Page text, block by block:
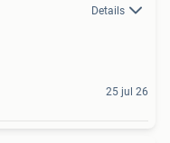
Details
25 jul 26